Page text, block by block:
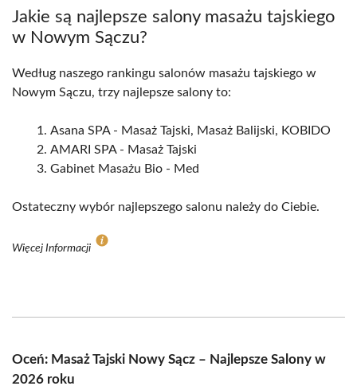
Jakie są najlepsze salony masażu tajskiego
w Nowym Sączu?
Według naszego rankingu salonów masażu tajskiego w
Nowym Sączu, trzy najlepsze salony to:
Asana SPA - Masaż Tajski, Masaż Balijski, KOBIDO
AMARI SPA - Masaż Tajski
Gabinet Masażu Bio - Med
Ostateczny wybór najlepszego salonu należy do Ciebie.
Więcej Informacji
Oceń: Masaż Tajski Nowy Sącz – Najlepsze Salony w
2026 roku